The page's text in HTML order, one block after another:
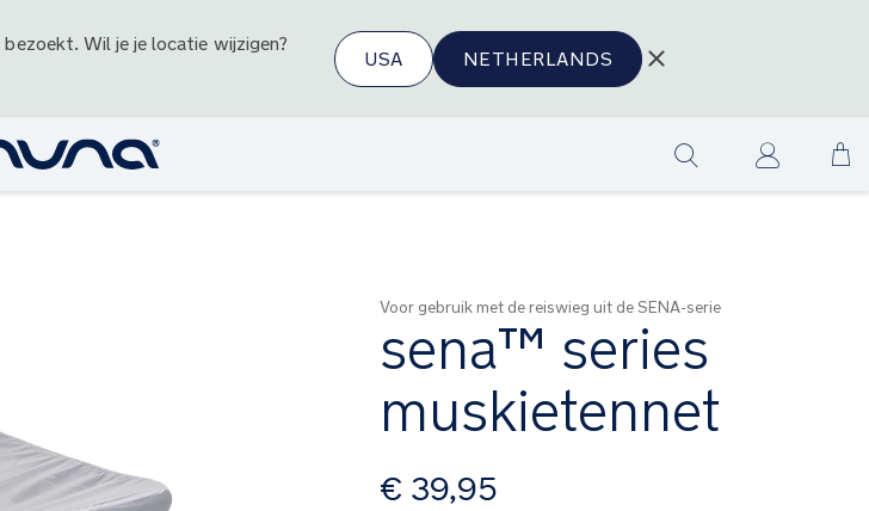
bezoekt. Wil je je locatie wijzigen?
USA NETHERLANDS
Ga
Voor gebruik met de reiswieg uit de SENA-serie
sena™ series
muskietennet
vanaf
€ 39,95